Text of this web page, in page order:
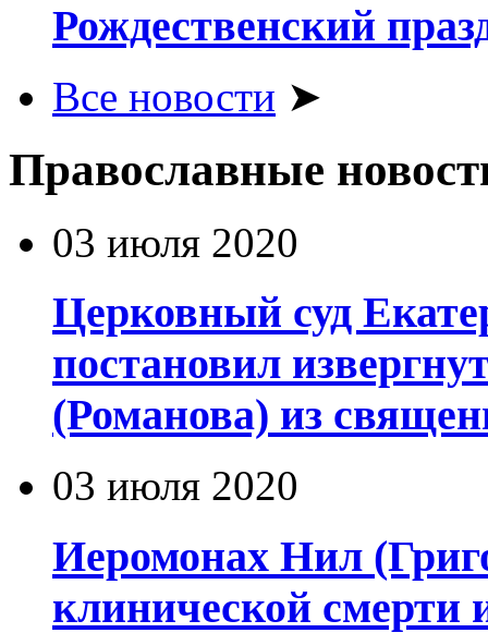
Рождественский
Все новости ➤
Православные
03 июля 2020
Церковный суд
постановил
(Романова) из
03 июля 2020
Иеромонах Нил
клинической смерти